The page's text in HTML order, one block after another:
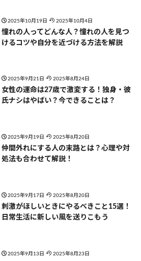
2025年10月19日 2025年10月4日
憧れの人ってどんな人？憧れの人を見つ
けるコツや自分を近づける方法を解説
2025年9月21日 2025年8月24日
女性の運命は27歳で激変する！独身・彼
氏ナシはやばい？今できることは？
2025年9月19日 2025年8月20日
仲間外れにする人の末路とは？心理や対
処法も合わせて解説！
2025年9月17日 2025年8月20日
刺激がほしいときにやるべきこと15選！
日常生活に新しい風を送りこもう
2025年9月13日 2025年8月23日